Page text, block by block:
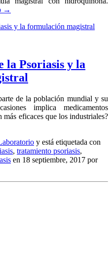
→
la Psoriasis y la
de la población mundial y su
implica medicamentos
eficaces que los industriales?
y está etiquetada con
, tratamiento psoriasis,
en 18 septiembre, 2017 por